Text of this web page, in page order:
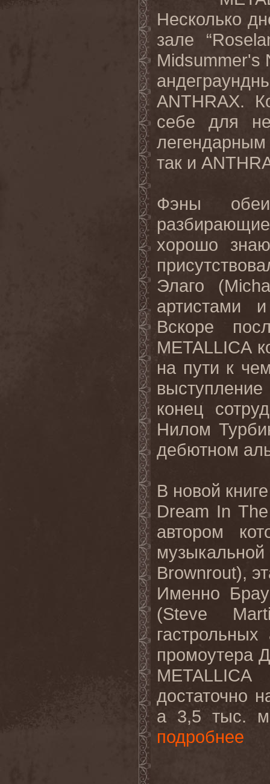
Несколько
зале
Midsummer's
ANTHRAX.
себе для
так и
Фэны
хорошо
Элаго (
артистами
Вскоре
METALLICA
на пути к
конец
Нилом
дебютном
В новой
Dream In The
автором
Brownrout),
Именно
(Steve
промоутера
METALLICA
достаточно
a 3,5 тыс.
подробнее